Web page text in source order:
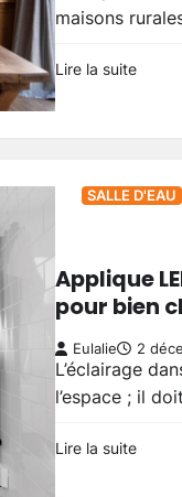
maisons
Lire la suite
SALLE D'EAU
Applique
pour bien
Eulalie 2
L’éclairage
l’espace ; il
Lire la suite